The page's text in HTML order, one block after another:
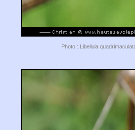
Photo : Libellula